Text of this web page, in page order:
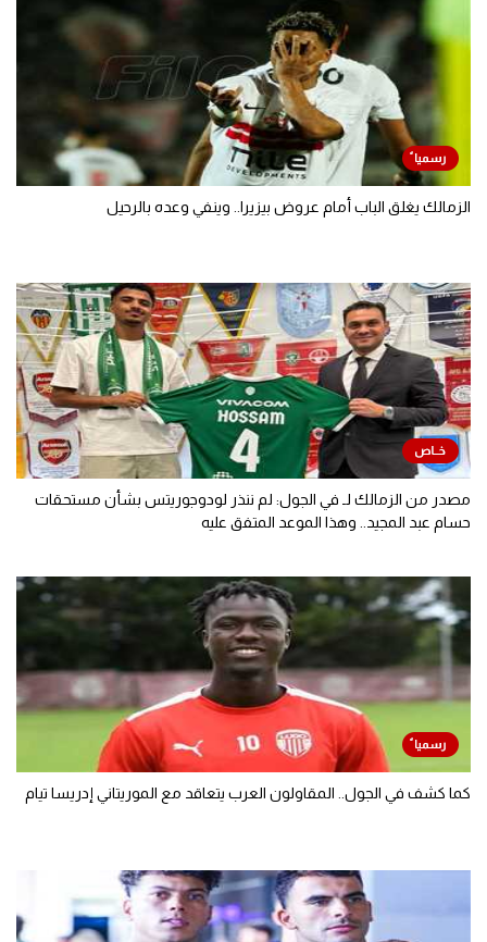
الزمالك يغلق الباب أمام عروض بيزيرا.. وينفي وعده بالرحيل
مصدر من الزمالك لـ في الجول: لم ننذر لودوجوريتس بشأن مستحقات
حسام عبد المجيد.. وهذا الموعد المتفق عليه
كما كشف في الجول.. المقاولون العرب يتعاقد مع الموريتاني إدريسا تيام